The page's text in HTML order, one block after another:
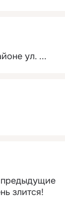
ул. ...
злится!